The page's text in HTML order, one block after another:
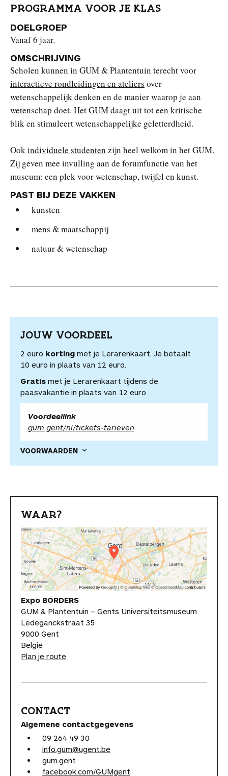
PROGRAMMA VOOR JE KLAS
DOELGROEP
Vanaf 6 jaar.
OMSCHRIJVING
Scholen kunnen in GUM & Plantentuin terecht voor
interactieve rondleidingen en ateliers over
wetenschappelijk denken en de manier waarop je aan
wetenschap doet. Het GUM daagt uit tot een kritische
blik en stimuleert wetenschappelijke geletterdheid.
Ook individuele studenten zijn heel welkom in het GUM.
Zij geven mee invulling aan de forumfunctie van het
museum: een plek voor wetenschap, twijfel en kunst.
PAST BIJ DEZE VAKKEN
kunsten
mens & maatschappij
natuur & wetenschap
JOUW VOORDEEL
2 euro korting met je Lerarenkaart. Je betaalt
10 euro in plaats van 12 euro.
Gratis met je Lerarenkaart tijdens de
paasvakantie in plaats van 12 euro
Voordeellink
gum.gent/nl/tickets-tarieven
VOORWAARDEN
WAAR?
Expo BORDERS
GUM & Plantentuin – Gents Universiteitsmuseum
Ledeganckstraat 35
9000 Gent
België
Plan je route
CONTACT
Algemene contactgegevens
09 264 49 30
info.gum@ugent.be
gum.gent
facebook.com/GUMgent